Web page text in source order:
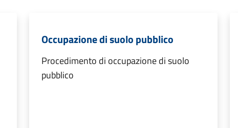
Occupazione di suolo pubblico
Procedimento di occupazione di suolo
pubblico